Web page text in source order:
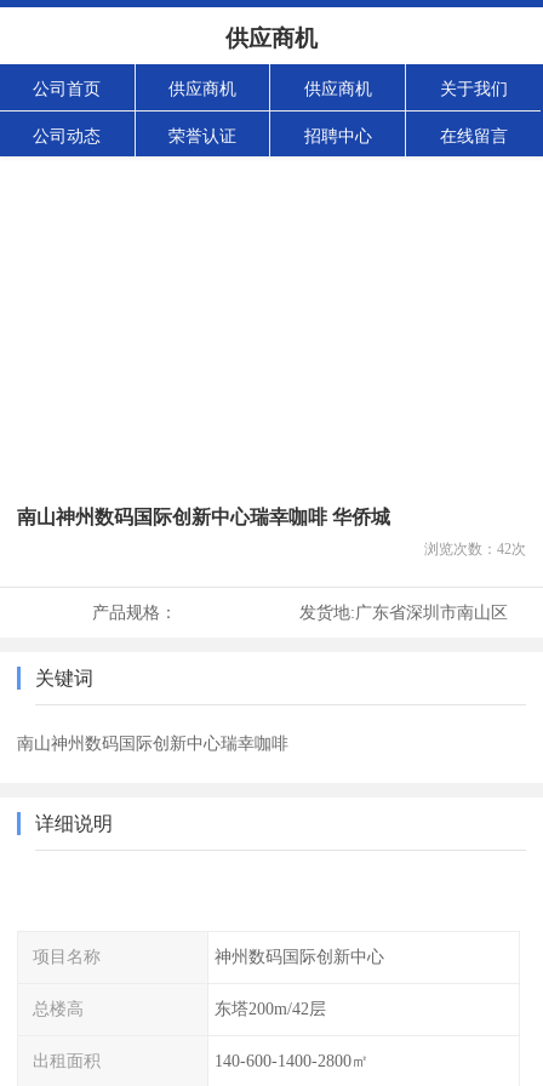
供应商机
公司首页 供应商机 供应商机 关于我们
公司动态 荣誉认证 招聘中心 在线留言
南山神州数码国际创新中心瑞幸咖啡 华侨城
浏览次数： 42次
产品规格： 发货地:广东省深圳市南山区
关键词
南山神州数码国际创新中心瑞幸咖啡
详细说明
项目名称 神州数码国际创新中心
总楼高 东塔200m/42层
出租面积 140-600-1400-2800㎡